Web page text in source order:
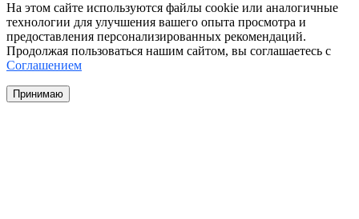
На этом сайте используются файлы cookie или аналогичные
технологии для улучшения вашего опыта просмотра и
предоставления персонализированных рекомендаций.
Продолжая пользоваться нашим сайтом, вы соглашаетесь с
Соглашением
Принимаю